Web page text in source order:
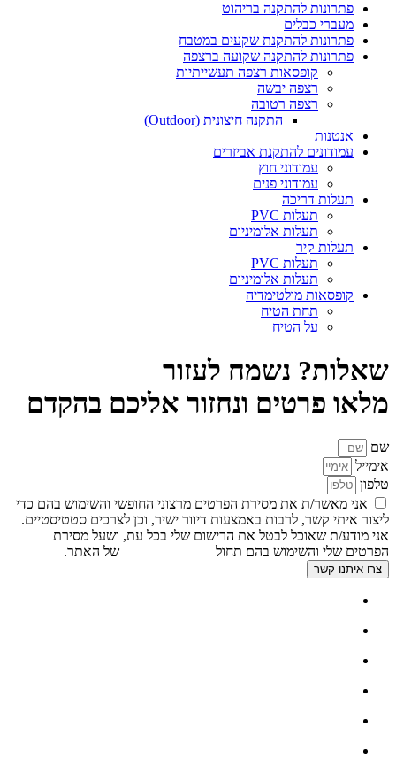
פתרונות להתקנה בריהוט
מעברי כבלים
פתרונות להתקנת שקעים במטבח
פתרונות להתקנה שקועה ברצפה
קופסאות רצפה תעשייתיות
רצפה יבשה
רצפה רטובה
התקנה חיצונית (Outdoor)
אנטנות
עמודונים להתקנת אביזרים
עמודוני חוץ
עמודוני פנים
תעלות דריכה
תעלות PVC
תעלות אלומיניום
תעלות קיר
תעלות PVC
תעלות אלומיניום
קופסאות מולטימדיה
תחת הטיח
על הטיח
שאלות? נשמח לעזור
מלאו פרטים ונחזור אליכם בהקדם
שם
אימייל
טלפון
אני מאשר/ת את מסירת הפרטים מרצוני החופשי והשימוש בהם כדי
ליצור איתי קשר, לרבות באמצעות דיוור ישיר, וכן לצרכים סטטיסטיים.
אני מודע/ת שאוכל לבטל את הרישום שלי בכל עת, ושעל מסירת
הפרטים שלי והשימוש בהם תחול
של האתר.
צרו איתנו קשר